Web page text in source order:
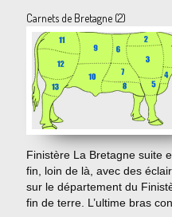
Carnets de Bretagne (2)
…
Finistère La Bretagne suite
fin, loin de là, avec des
sur le département du
fin de terre. L’ultime bras